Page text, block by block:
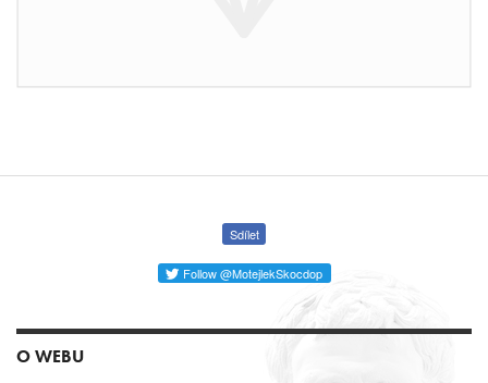
Sdílet
Follow @MotejlekSkocdop
O WEBU